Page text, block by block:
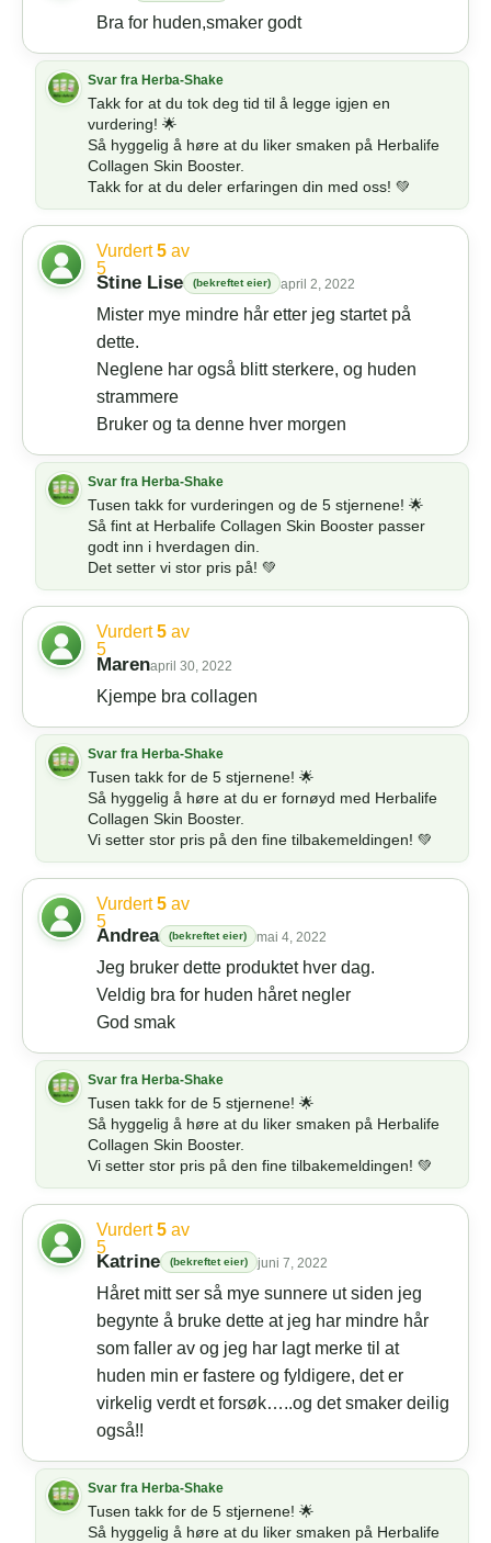
Bra for huden,smaker godt
Takk for at du tok deg tid til å legge igjen en
vurdering! 🌟
Så hyggelig å høre at du liker smaken på Herbalife
Collagen Skin Booster.
Takk for at du deler erfaringen din med oss! 💚
Vurdert5 av
5
Stine Lise (bekreftet eier) april 2, 2022
Mister mye mindre hår etter jeg startet på
dette.
Neglene har også blitt sterkere, og huden
strammere
Bruker og ta denne hver morgen
Tusen takk for vurderingen og de 5 stjernene! 🌟
Så fint at Herbalife Collagen Skin Booster passer
godt inn i hverdagen din.
Det setter vi stor pris på! 💚
Vurdert5 av
5
Marenapril 30, 2022
Kjempe bra collagen
Tusen takk for de 5 stjernene! 🌟
Så hyggelig å høre at du er fornøyd med Herbalife
Collagen Skin Booster.
Vi setter stor pris på den fine tilbakemeldingen! 💚
Vurdert5 av
5
Andrea (bekreftet eier) mai 4, 2022
Jeg bruker dette produktet hver dag.
Veldig bra for huden håret negler
God smak
Tusen takk for de 5 stjernene! 🌟
Så hyggelig å høre at du liker smaken på Herbalife
Collagen Skin Booster.
Vi setter stor pris på den fine tilbakemeldingen! 💚
Vurdert5 av
5
Katrine (bekreftet eier) juni 7, 2022
Håret mitt ser så mye sunnere ut siden jeg
begynte å bruke dette at jeg har mindre hår
som faller av og jeg har lagt merke til at
huden min er fastere og fyldigere, det er
virkelig verdt et forsøk…..og det smaker deilig
også!!
Tusen takk for de 5 stjernene! 🌟
Så hyggelig å høre at du liker smaken på Herbalife